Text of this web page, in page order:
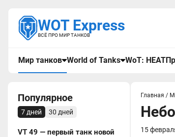
WOT Express
ВСЁ ПРО МИР ТАНКОВ
Мир танков World of Tanks WoT: HEAT
Популярное
7 дней 30 дней
VT 49 — первый танк новой
Главная /
15